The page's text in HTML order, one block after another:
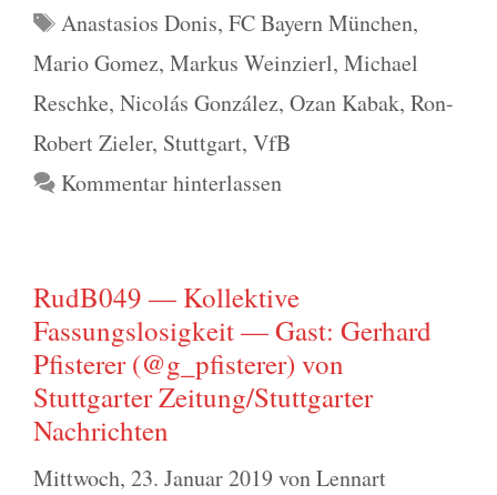
Schlagwörter
Anastasios Donis, FC Bayern München,
Mario Gomez, Markus Weinzierl, Michael
Reschke, Nicolás González, Ozan Kabak, Ron-
Robert Zieler, Stuttgart, VfB
Kommentar hinterlassen
RudB049 — Kollektive
Fassungslosigkeit — Gast: Gerhard
Pfisterer (@g_pfisterer) von
Stuttgarter Zeitung/Stuttgarter
Nachrichten
Mittwoch, 23. Januar 2019 vonLennart